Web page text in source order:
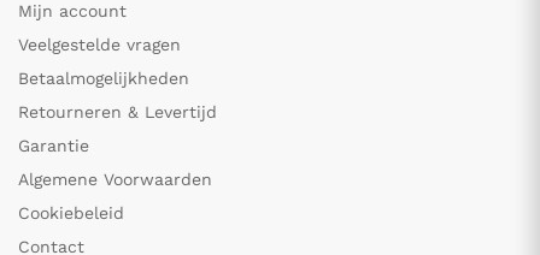
Mijn account
Veelgestelde vragen
Betaalmogelijkheden
Retourneren & Levertijd
Garantie
Algemene Voorwaarden
Cookiebeleid
Contact